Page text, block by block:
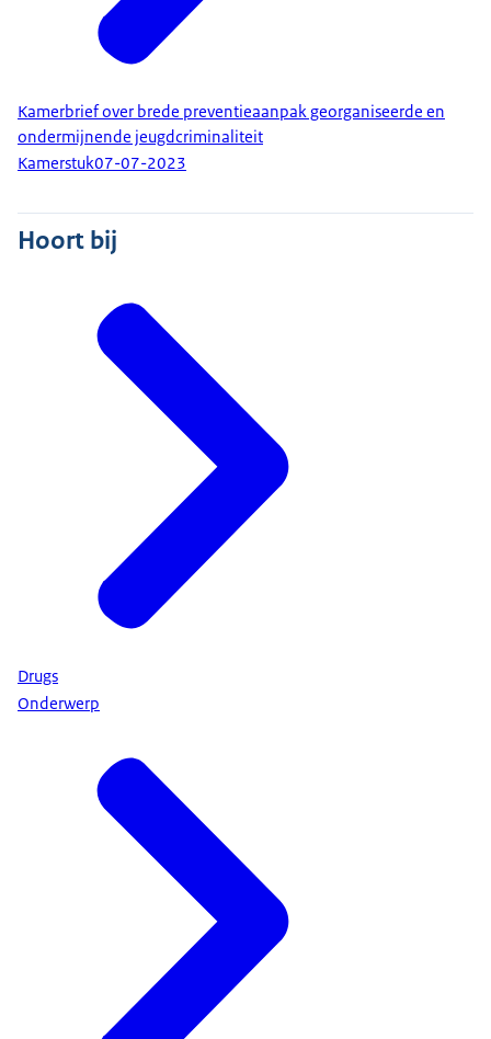
Kamerbrief over brede preventieaanpak georganiseerde en
ondermijnende jeugdcriminaliteit
Kamerstuk07-07-2023
Hoort bij
Drugs
Onderwerp